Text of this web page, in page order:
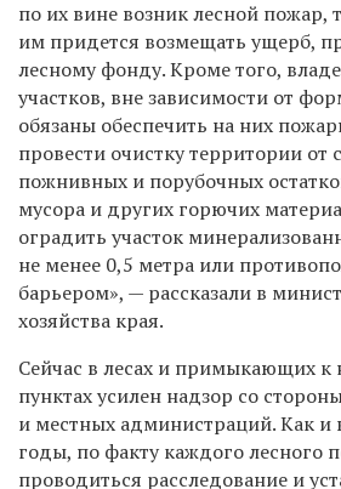
по их вине возник лесной
им придется возмещать ущерб,
лесному фонду. Кроме того,
участков, вне зависимости от
обязаны обеспечить на них
провести очистку территории от
пожнивных и порубочных
мусора и других горючих
оградить участок
не менее 0,5 метра или
барьером», — рассказали в
хозяйства края.
Сейчас в лесах и примыкающих к
пунктах усилен надзор со
и местных администраций. Как
годы, по факту каждого лесного
проводиться расследование и